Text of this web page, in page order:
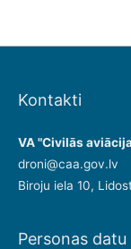
Kontakti
VA "Civilās
droni@caa.gov.lv
Biroju iela 10,
Personas